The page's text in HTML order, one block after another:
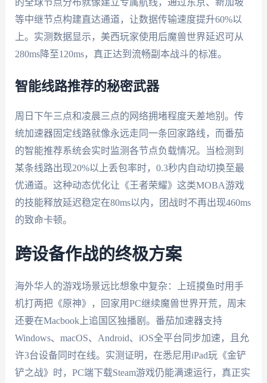
等中继节点构建直达通道，让数据传输速度提升60%以
上。实测数据显示，美西玩家使用后魔兽世界延迟可从
280ms降至120ms，真正达到流畅副本战斗的标准。
智能线路推荐的秘密武器
周日下午三点和凌晨三点的网络拥堵程度天差地别。传
统加速器固定线路就像永远走同一条回家路线，而番茄
的智能推荐系统会实时监测各节点负载情况。当检测到
某条线路出现20%以上丢包率时，0.3秒内自动切换至最
优通道。这种动态优化让《王者荣耀》这类MOBA游戏
的技能释放延迟稳定在80ms以内，团战时不再出现460ms
的致命卡顿。
跨设备作战的终极方案
海外华人的游戏场景远比想象中复杂：上班摸鱼时用手
机打两把《原神》，回家用PC继续魔兽世界开荒，周末
还要在Macbook上追国区独播剧。番茄加速器支持
Windows、macOS、Android、iOS全平台同步加速，且允
许3台设备同时在线。实测证明，在悉尼用iPad玩《金铲
铲之战》时，PC端下载Steam游戏仍能满速运行，真正实